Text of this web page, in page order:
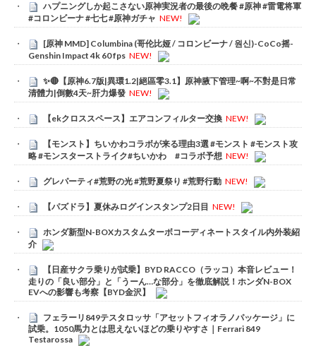
ハプニングしか起こさない原神実況者の最後の晩餐 #原神 #雷電将軍
#コロンビーナ #七七 #原神ガチャ NEW!
[原神 MMD] Columbina (哥伦比娅 / コロンビーナ / 원신)-CoCo摇-
Genshin Impact 4k 60 fps NEW!
✨🔴【原神6.7版|異環1.2|絕區零3.1】原神腋下管理~啊~不對是日常
清體力|倒數4天~肝力爆發 NEW!
【ekクロススペース】エアコンフィルター交換 NEW!
【モンスト】ちいかわコラボが来る理由3選 #モンスト #モンスト攻
略 #モンスターストライク#ちいかわ #コラボ予想 NEW!
グレパーティ#荒野の光 #荒野夏祭り #荒野行動 NEW!
【パズドラ】夏休みログインスタンプ2日目 NEW!
ホンダ新型N-BOXカスタムターボコーディネートスタイル内外装紹
介
【日産サクラ乗りが試乗】BYD RACCO（ラッコ）本音レビュー！
走りの「良い部分」と「うーん…な部分」を徹底解説！ホンダN-BOX
EVへの影響も考察【BYD金沢】
フェラーリ849テスタロッサ「アセットフィオラノパッケージ」に
試乗。1050馬力とは思えないほどの乗りやすさ｜Ferrari 849
Testarossa